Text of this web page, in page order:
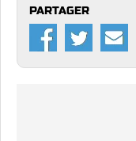
PARTAGER